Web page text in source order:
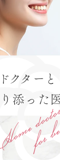
クターと
添った